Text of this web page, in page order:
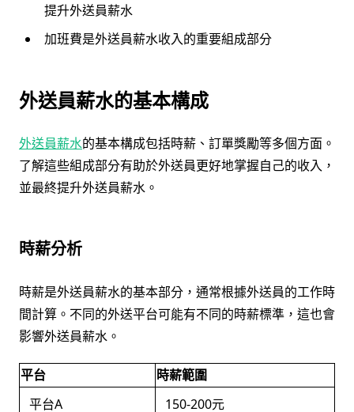
提升外送員薪水
加班費是外送員薪水收入的重要組成部分
外送員薪水的基本構成
外送員薪水的基本構成包括時薪、訂單獎勵等多個方面。
了解這些組成部分有助於外送員更好地掌握自己的收入，
並最終提升外送員薪水。
時薪分析
時薪是外送員薪水的基本部分，通常根據外送員的工作時
間計算。不同的外送平台可能有不同的時薪標準，這也會
影響外送員薪水。
平台
時薪範圍
平台A
150-200元